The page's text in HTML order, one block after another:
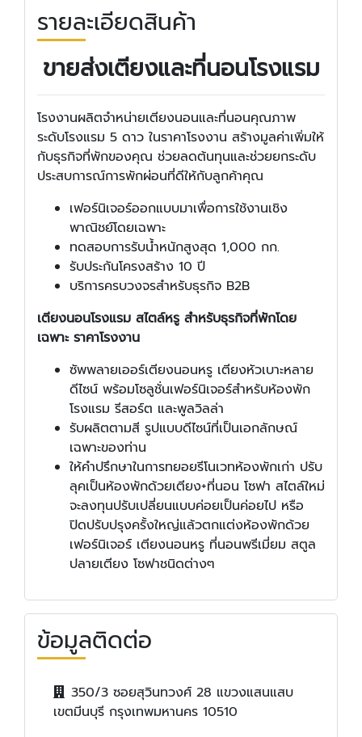
รายละเอียดสินค้า
ขายส่งเตียงและที่นอนโรงแรม
โรงงานผลิตจำหน่ายเตียงนอนและที่นอนคุณภาพ
ระดับโรงแรม 5 ดาว ในราคาโรงงาน สร้างมูลค่าเพิ่มให้
กับธุรกิจที่พักของคุณ ช่วยลดต้นทุนและช่วยยกระดับ
ประสบการณ์การพักผ่อนที่ดีให้กับลูกค้าคุณ
เฟอร์นิเจอร์ออกแบบมาเพื่อการใช้งานเชิง
พาณิชย์โดยเฉพาะ
ทดสอบการรับน้ำหนักสูงสุด 1,000 กก.
รับประกันโครงสร้าง 10 ปี
บริการครบวงจรสำหรับธุรกิจ B2B
เตียงนอนโรงแรม สไตล์หรู สำหรับธุรกิจที่พักโดย
เฉพาะ ราคาโรงงาน
ซัพพลายเออร์เตียงนอนหรู เตียงหัวเบาะหลาย
ดีไซน์ พร้อมโซลูชั่นเฟอร์นิเจอร์สำหรับห้องพัก
โรงแรม รีสอร์ต และพูลวิลล่า
รับผลิตตามสี รูปแบบดีไซน์ที่เป็นเอกลักษณ์
เฉพาะของท่าน
ให้คำปรึกษาในการทยอยรีโนเวทห้องพักเก่า ปรับ
ลุคเป็นห้องพักด้วยเตียง+ที่นอน โซฟา สไตล์ใหม่
จะลงทุนปรับเปลี่ยนแบบค่อยเป็นค่อยไป หรือ
ปิดปรับปรุงครั้งใหญ่แล้วตกแต่งห้องพักด้วย
เฟอร์นิเจอร์ เตียงนอนหรู ที่นอนพรีเมี่ยม สตูล
ปลายเตียง โซฟาชนิดต่างๆ
ข้อมูลติดต่อ
350/3 ซอยสุวินทวงศ์ 28 แขวงแสนแสบ
เขตมีนบุรี กรุงเทพมหานคร 10510